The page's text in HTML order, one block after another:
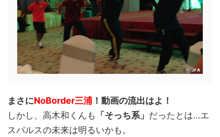
まさにNoBorder三浦 ！動画の流出はよ！
しかし、高木和くんも
「そっち系」 だったとは...エ
スパルスの未来は明るいかも。